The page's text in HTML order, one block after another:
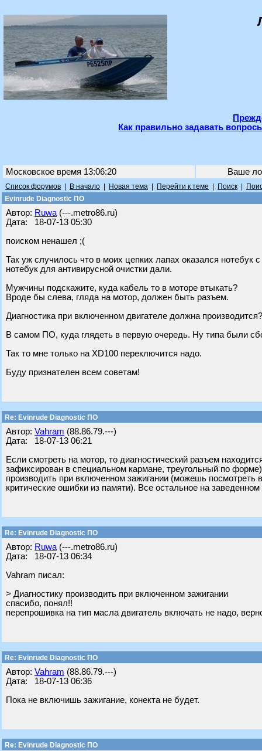
Как правильно задавать
Московское время 13:06:20 Ваше
Список форумов В начало Новая тема Перейти к теме Поиск
Evinrude Diagnostic ПО
Автор: Ruwa (---.metro86.ru)
Дата: 18-07-13 05:30
поиском ненашел ;(
Так уж случилось что в моих цепких лапах оказался нотебук
нотебук для антивирусной очистки дали.
Мужчины подскажите, куда кабель то в моторе втыкать?
Вроде бы слева, гляда на мотор, должен быть разъем.
Диагностика при включенном двигателе должна производится?
В самом ПО, куда глядеть в первую очередь. Ну типа были
Так то мне только на XD100 переключится надо.
Буду признателен всем советам!
Re: Evinrude Diagnostic ПО
Автор: Vahram (88.86.79.---)
Дата: 18-07-13 06:21
Если смотреть на мотор, то диагностический разъем
зафиксирован в специальном кармане, треугольный по
производить при включенном зажигании (можешь
критические ошибки из памяти). Все остальное на
Re: Evinrude Diagnostic ПО
Автор: Ruwa (---.metro86.ru)
Дата: 18-07-13 06:34
Vahram писал:
> Диагностику производить при включенном зажигании
спасибо, понял!!
перепрошивка на тип масла двигатель включать не надо,
Re: Evinrude Diagnostic ПО
Автор: Vahram (88.86.79.---)
Дата: 18-07-13 06:36
Пока не включишь зажигание, конекта не будет.
Re: Evinrude Diagnostic ПО